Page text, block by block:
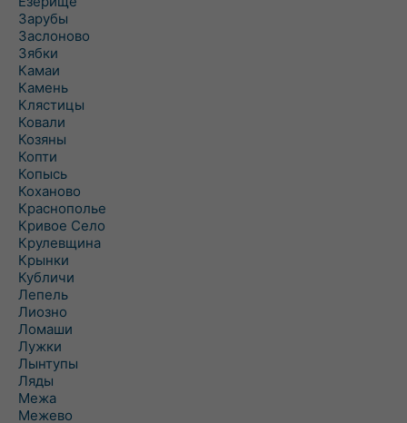
Зарубы
Заслоново
Зябки
Камаи
Камень
Клястицы
Ковали
Козяны
Копти
Копысь
Коханово
Краснополье
Кривое Село
Крулевщина
Крынки
Кубличи
Лепель
Лиозно
Ломаши
Лужки
Лынтупы
Ляды
Межа
Межево